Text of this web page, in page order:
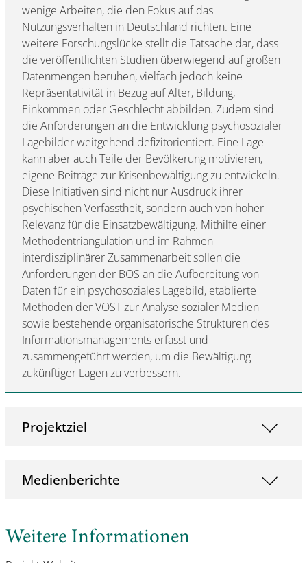
wenige Arbeiten, die den Fokus auf das
Nutzungsverhalten in Deutschland richten. Eine
weitere Forschungslücke stellt die Tatsache dar, dass
die veröffentlichten Studien überwiegend auf großen
Datenmengen beruhen, vielfach jedoch keine
Repräsentativität in Bezug auf Alter, Bildung,
Einkommen oder Geschlecht abbilden. Zudem sind
die Anforderungen an die Entwicklung psychosozialer
Lagebilder weitgehend defizitorientiert. Eine Lage
kann aber auch Teile der Bevölkerung motivieren,
eigene Beiträge zur Krisenbewältigung zu entwickeln.
Diese Initiativen sind nicht nur Ausdruck ihrer
psychischen Verfasstheit, sondern auch von hoher
Relevanz für die Einsatzbewältigung. Mithilfe einer
Methodentriangulation und im Rahmen
interdisziplinärer Zusammenarbeit sollen die
Anforderungen der BOS an die Aufbereitung von
Daten für ein psychosoziales Lagebild, etablierte
Methoden der VOST zur Analyse sozialer Medien
sowie bestehende organisatorische Strukturen des
Informationsmanagements erfasst und
zusammengeführt werden, um die Bewältigung
zukünftiger Lagen zu verbessern.
Projektziel
Medienberichte
Weitere Informationen